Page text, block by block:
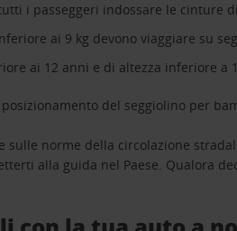
i passeggeri indossare le cinture
ai 9 kg devono viaggiare su
ai 12 anni e di altezza inferiore a
del seggiolino per
sulle norme della circolazione
alla guida nel Paese. Qualora